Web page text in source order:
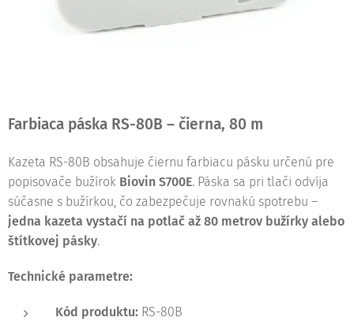
Farbiaca páska RS-80B – čierna, 80 m
Kazeta RS-80B obsahuje čiernu farbiacu pásku určenú pre
popisovače bužírok Biovin S700E. Páska sa pri tlači odvíja
súčasne s bužírkou, čo zabezpečuje rovnakú spotrebu –
jedna kazeta vystačí na potlač až 80 metrov bužírky alebo
štítkovej pásky.
Technické parametre:
Kód produktu: RS-80B